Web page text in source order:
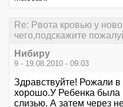
Re: Рвота кровью у
чего,подскажите
Нибиру
9 - 19.08.2010 - 09:03
Здравствуйте! Рожали
хорошо.У Ребенка была
слизью. А затем через